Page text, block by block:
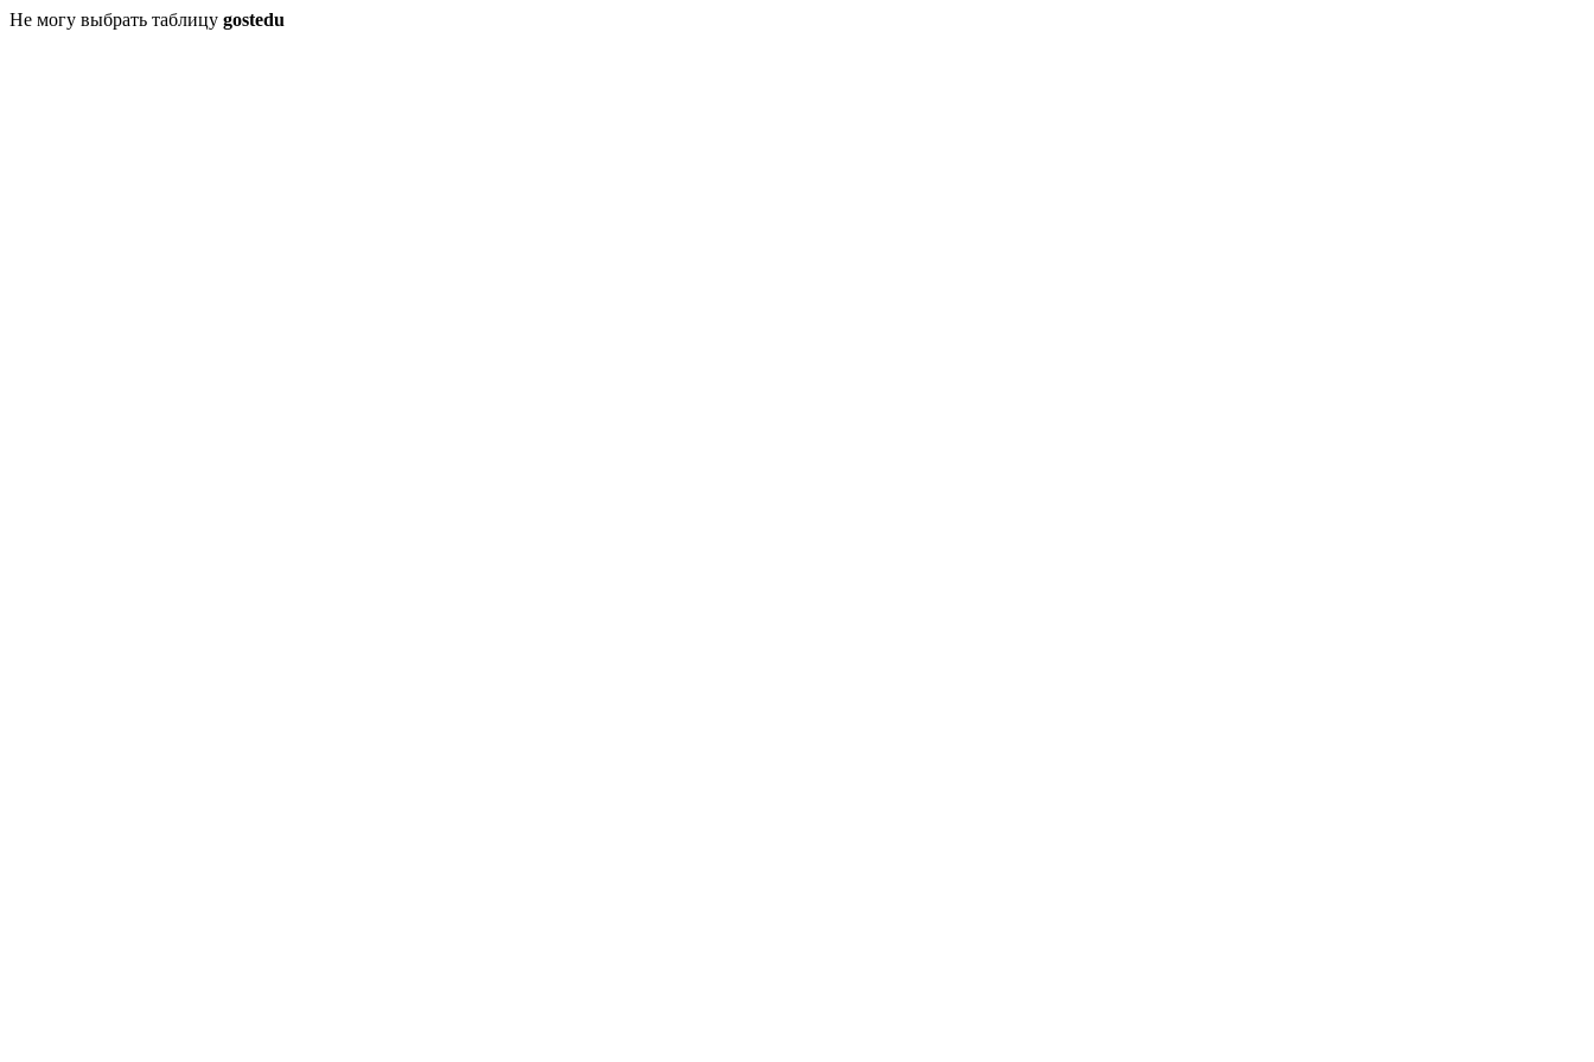
Не могу выбрать таблицу gostedu